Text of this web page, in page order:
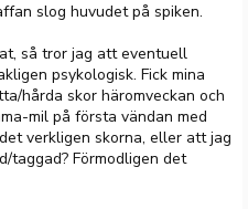
slog huvudet på spiken.
så tror jag att eventuell
psykologisk. Fick mina
hårda skor häromveckan och
mil på första vändan med
verkligen skorna, eller att jag
taggad? Förmodligen det